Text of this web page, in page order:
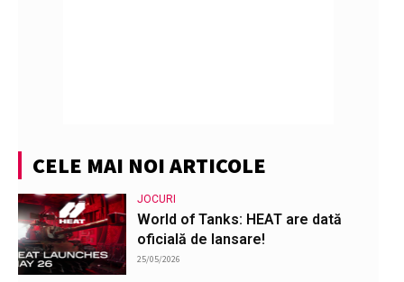
CELE MAI NOI ARTICOLE
JOCURI
World of Tanks: HEAT are dată
oficială de lansare!
25/05/2026